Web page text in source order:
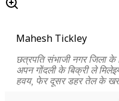
Mahesh Tickley
छत्रपति संभाजी नगर जिला के
अपन गोंदली के बिक्री ले
हवय, फेर दूसर डहर तेल के